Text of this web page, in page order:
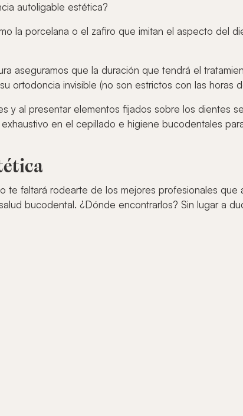
autoligable estética?
la porcelana o el zafiro que imitan el aspecto del
aseguramos que la duración que tendrá el
ortodoncia invisible (no son estrictos con las horas
y al presentar elementos fijados sobre los dientes
en el cepillado e higiene bucodentales
faltará rodearte de los mejores profesionales que
bucodental. ¿Dónde encontrarlos? Sin lugar a